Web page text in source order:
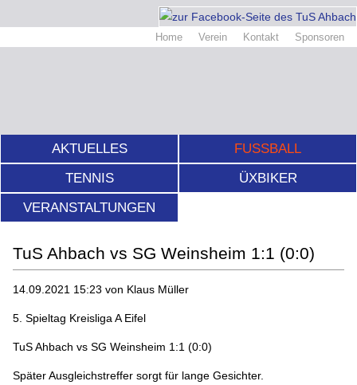
Home Verein Kontakt Sponsoren
AKTUELLES
FUSSBALL
TENNIS
ÜXBIKER
VERANSTALTUNGEN
TuS Ahbach vs SG Weinsheim 1:1 (0:0)
14.09.2021 15:23 von Klaus Müller
5. Spieltag Kreisliga A Eifel
TuS Ahbach vs SG Weinsheim 1:1 (0:0)
Später Ausgleichstreffer sorgt für lange Gesichter.